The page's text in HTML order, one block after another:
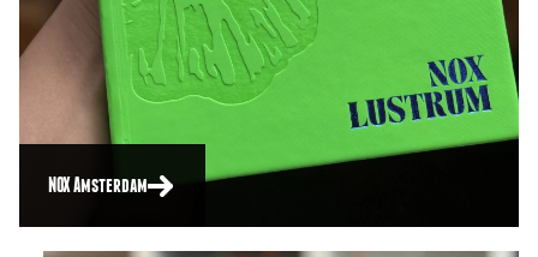
NOX Amsterdam